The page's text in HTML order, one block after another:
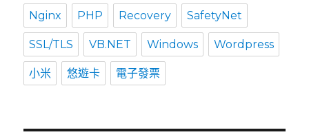
Nginx PHP Recovery SafetyNet
SSL/TLS VB.NET Windows Wordpress
小米 悠遊卡 電子發票